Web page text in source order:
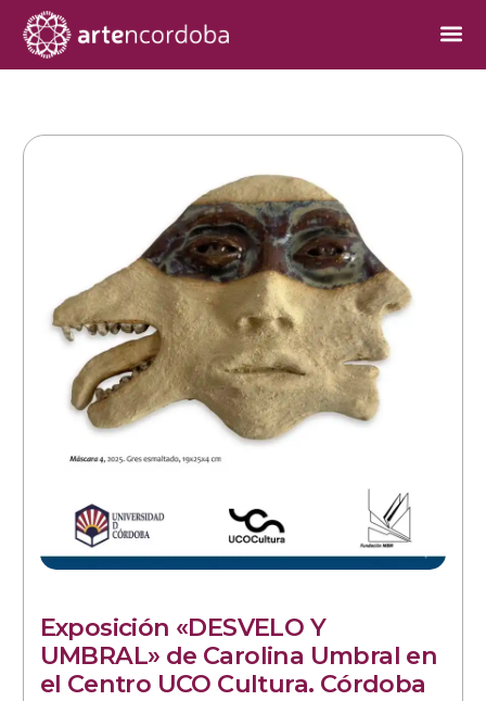
Exposición «DESVELO Y
UMBRAL» de Carolina Umbral en
el Centro UCO Cultura. Córdoba